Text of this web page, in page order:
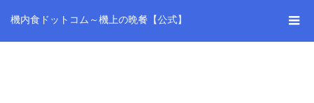
機内食ドットコム～機上の晩餐【公式】